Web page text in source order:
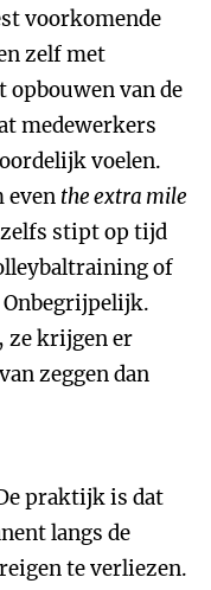
voorkomende
zelf met
opbouwen van de
medewerkers
voelen.
even the extra mile
stipt op tijd
of
ze krijgen er
zeggen dan
praktijk is dat
langs de
te verliezen.